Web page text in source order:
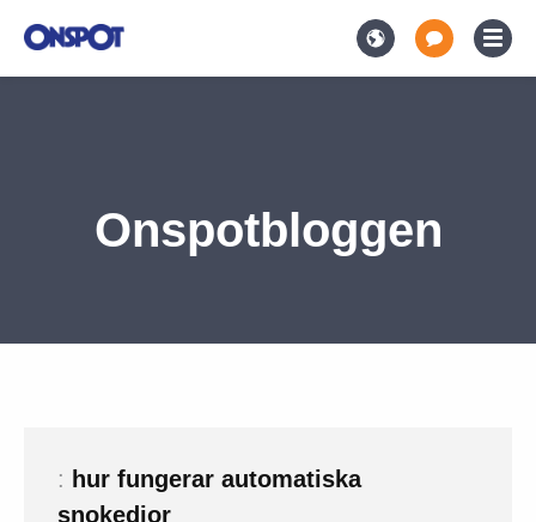
Onspotbloggen
: hur fungerar automatiska
snokedjor